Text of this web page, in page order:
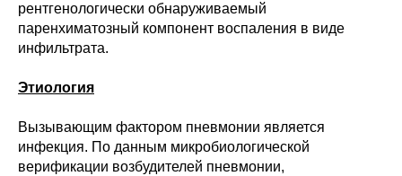
рентгенологически обнаруживаемый
паренхиматозный компонент воспаления в виде
инфильтрата.
Этиология
Вызывающим фактором пневмонии является
инфекция. По данным микробиологической
верификации возбудителей пневмонии,